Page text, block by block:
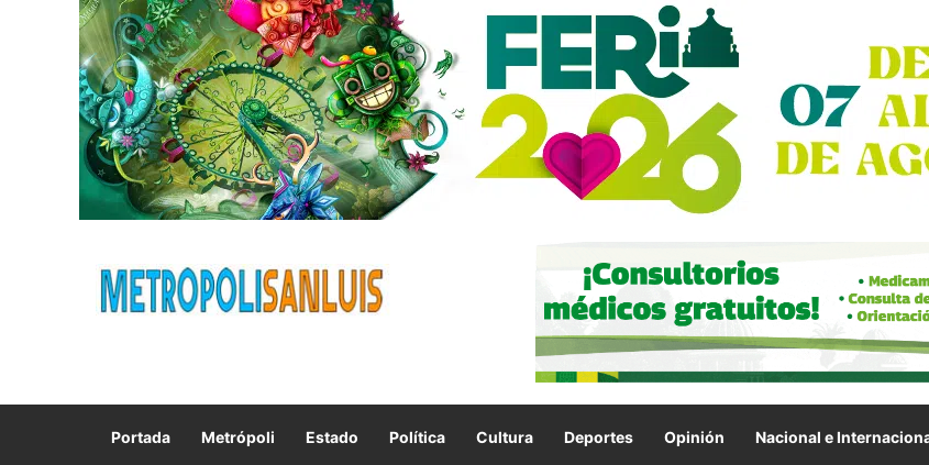
Portada Metrópoli Estado Política Cultura Deportes Opinión Nacional e